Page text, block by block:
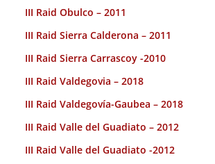
III Raid Obulco – 2011
III Raid Sierra Calderona – 2011
III Raid Sierra Carrascoy -2010
III Raid Valdegovia – 2018
III Raid Valdegovía-Gaubea – 2018
III Raid Valle del Guadiato – 2012
III Raid Valle del Guadiato -2012